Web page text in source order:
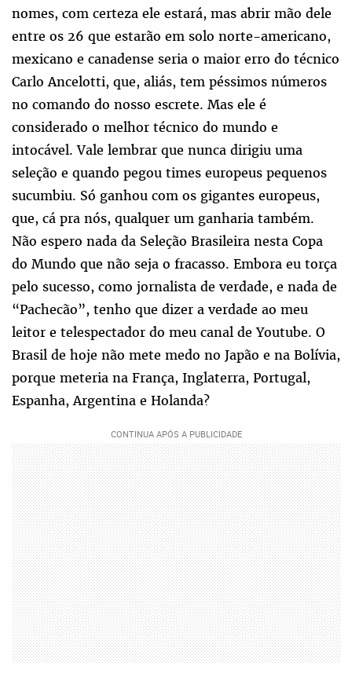
nomes, com certeza ele estará, mas abrir mão dele
entre os 26 que estarão em solo norte-americano,
mexicano e canadense seria o maior erro do técnico
Carlo Ancelotti, que, aliás, tem péssimos números
no comando do nosso escrete. Mas ele é
considerado o melhor técnico do mundo e
intocável. Vale lembrar que nunca dirigiu uma
seleção e quando pegou times europeus pequenos
sucumbiu. Só ganhou com os gigantes europeus,
que, cá pra nós, qualquer um ganharia também.
Não espero nada da Seleção Brasileira nesta Copa
do Mundo que não seja o fracasso. Embora eu torça
pelo sucesso, como jornalista de verdade, e nada de
“Pachecão”, tenho que dizer a verdade ao meu
leitor e telespectador do meu canal de Youtube. O
Brasil de hoje não mete medo no Japão e na Bolívia,
porque meteria na França, Inglaterra, Portugal,
Espanha, Argentina e Holanda?